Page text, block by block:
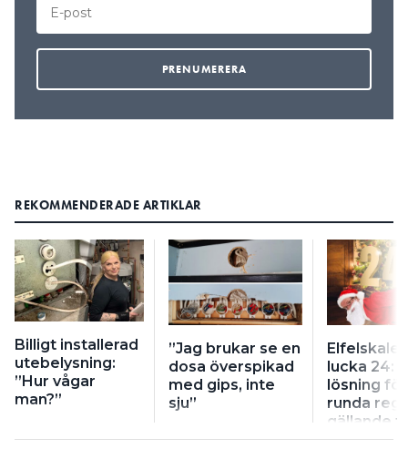
REKOMMENDERADE ARTIKLAR
Billigt installerad
utebelysning:
”Hur vågar
man?”
”Jag brukar se en
dosa överspikad
med gips, inte
sju”
lucka 24:
lösning
runda
gällande